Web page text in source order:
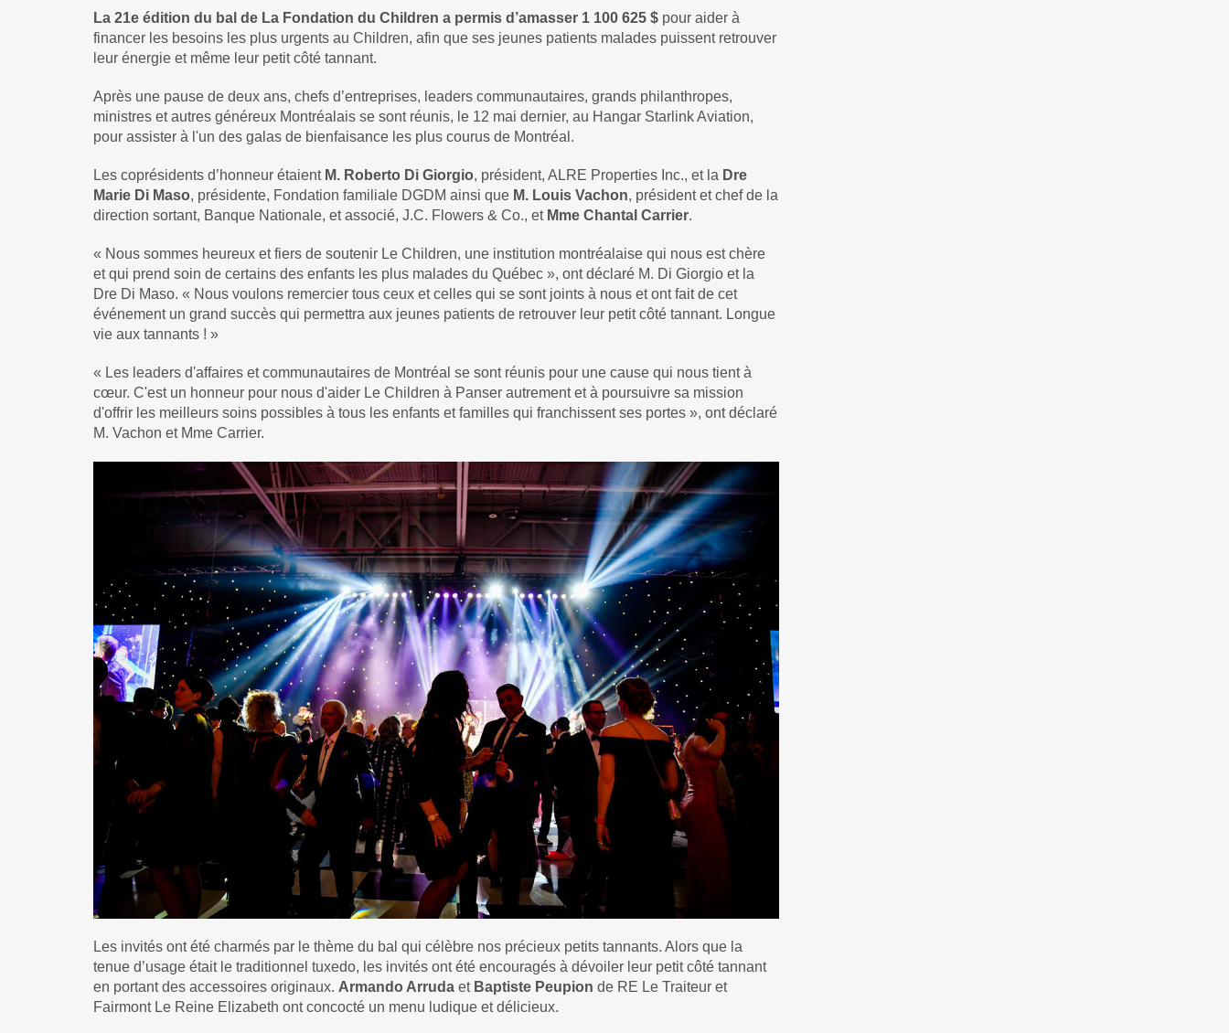
La 21e édition du bal de La Fondation du Children a permis d’amasser 1 100 625 $ pour aider à
financer les besoins les plus urgents au Children, afin que ses jeunes patients malades puissent retrouver
leur énergie et même leur petit côté tannant.
Après une pause de deux ans, chefs d’entreprises, leaders communautaires, grands philanthropes,
ministres et autres généreux Montréalais se sont réunis, le 12 mai dernier, au Hangar Starlink Aviation,
pour assister à l'un des galas de bienfaisance les plus courus de Montréal.
Les coprésidents d’honneur étaient M. Roberto Di Giorgio, président, ALRE Properties Inc., et la Dre
Marie Di Maso, présidente, Fondation familiale DGDM ainsi que M. Louis Vachon, président et chef de la
direction sortant, Banque Nationale, et associé, J.C. Flowers & Co., etMme Chantal Carrier.
« Nous sommes heureux et fiers de soutenir Le Children, une institution montréalaise qui nous est chère
et qui prend soin de certains des enfants les plus malades du Québec », ont déclaré M. Di Giorgio et la
Dre Di Maso. « Nous voulons remercier tous ceux et celles qui se sont joints à nous et ont fait de cet
événement un grand succès qui permettra aux jeunes patients de retrouver leur petit côté tannant. Longue
vie aux tannants ! »
« Les leaders d'affaires et communautaires de Montréal se sont réunis pour une cause qui nous tient à
cœur. C'est un honneur pour nous d'aider Le Children à Panser autrement et à poursuivre sa mission
d'offrir les meilleurs soins possibles à tous les enfants et familles qui franchissent ses portes », ont déclaré
M. Vachon et Mme Carrier.
Les invités ont été charmés par le thème du bal qui célèbre nos précieux petits tannants. Alors que la
tenue d’usage était le traditionnel tuxedo, les invités ont été encouragés à dévoiler leur petit côté tannant
en portant des accessoires originaux. Armando Arruda et Baptiste Peupion de RE Le Traiteur et
Fairmont Le Reine Elizabeth ont concocté un menu ludique et délicieux.